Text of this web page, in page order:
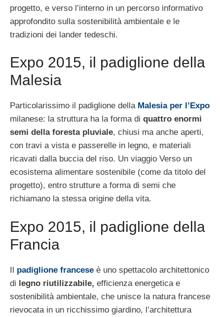
progetto, e verso l’interno in un percorso informativo
approfondito sulla sostenibilità ambientale e le
tradizioni dei lander tedeschi.
Expo 2015, il padiglione della
Malesia
Particolarissimo il padiglione della Malesia per l’Expo
milanese: la struttura ha la forma di quattro enormi
semi della foresta pluviale, chiusi ma anche aperti,
con travi a vista e passerelle in legno, e materiali
ricavati dalla buccia del riso. Un viaggio Verso un
ecosistema alimentare sostenibile (come da titolo del
progetto), entro strutture a forma di semi che
richiamano la stessa origine della vita.
Expo 2015, il padiglione della
Francia
Il padiglione francese è uno spettacolo architettonico
di legno riutilizzabile, efficienza energetica e
sostenibilità ambientale, che unisce la natura francese
rievocata in un ricchissimo giardino, l’architettura